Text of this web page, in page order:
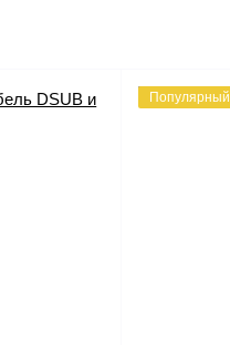
Популярный